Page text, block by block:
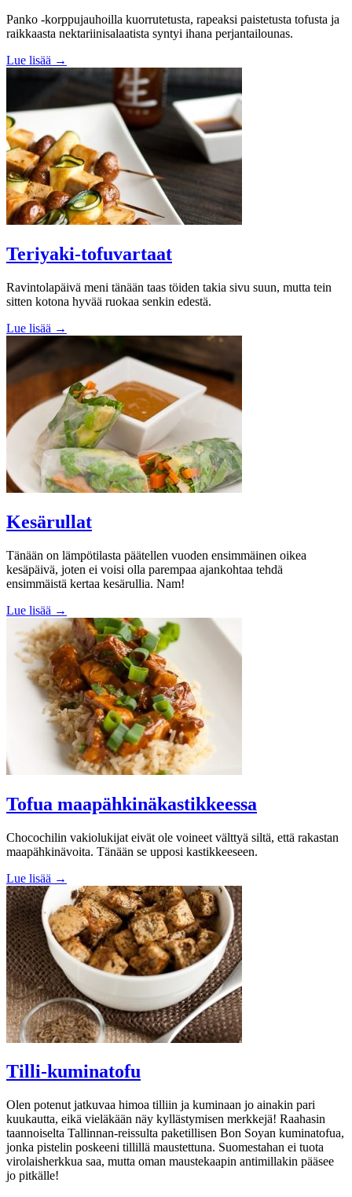
Panko -korppujauhoilla kuorrutetusta, rapeaksi paistetusta tofusta ja
raikkaasta nektariinisalaatista syntyi ihana perjantailounas.
Lue lisää →
Teriyaki-tofuvartaat
Ravintolapäivä meni tänään taas töiden takia sivu suun, mutta tein
sitten kotona hyvää ruokaa senkin edestä.
Lue lisää →
Kesärullat
Tänään on lämpötilasta päätellen vuoden ensimmäinen oikea
kesäpäivä, joten ei voisi olla parempaa ajankohtaa tehdä
ensimmäistä kertaa kesärullia. Nam!
Lue lisää →
Tofua maapähkinäkastikkeessa
Chocochilin vakiolukijat eivät ole voineet välttyä siltä, että rakastan
maapähkinävoita. Tänään se upposi kastikkeeseen.
Lue lisää →
Tilli-kuminatofu
Olen potenut jatkuvaa himoa tilliin ja kuminaan jo ainakin pari
kuukautta, eikä vieläkään näy kyllästymisen merkkejä! Raahasin
taannoiselta Tallinnan-reissulta paketillisen Bon Soyan kuminatofua,
jonka pistelin poskeeni tillillä maustettuna. Suomestahan ei tuota
virolaisherkkua saa, mutta oman maustekaapin antimillakin pääsee
jo pitkälle!